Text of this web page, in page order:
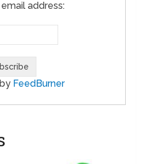
address:
FeedBurner